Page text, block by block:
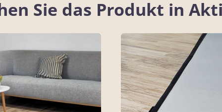
Sie das Produkt in